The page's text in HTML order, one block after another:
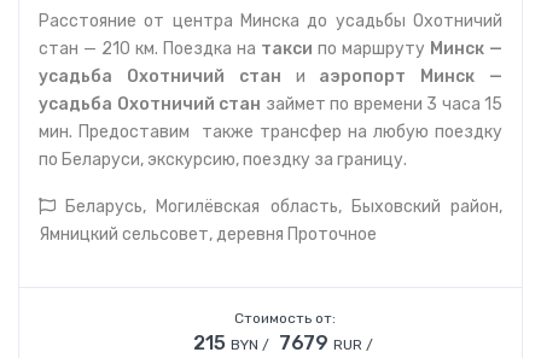
Расстояние от центра Минска до усадьбы Охотничий
стан — 210 км. Поездка на такси по маршруту Минск —
усадьба Охотничий стан и аэропорт
Минск —
усадьба Охотничий стан займет по времени 3 часа 15
мин. Предоставим также трансфер на любую поездку
по Беларуси, экскурсию, поездку за границу.
Беларусь, Могилёвская область, Быховский район,
Ямницкий сельсовет, деревня Проточное
Стоимость от:
215 BYN / 7679 RUR /